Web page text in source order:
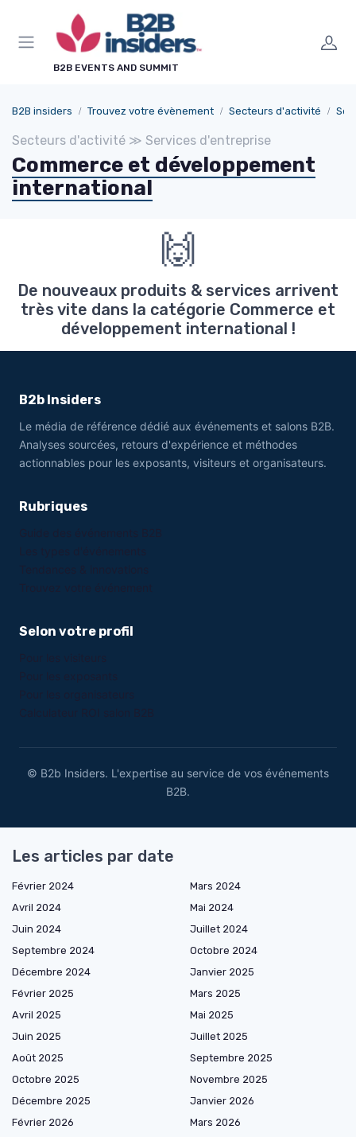
B2B EVENTS AND SUMMIT
B2B insiders Trouvez votre évènement Secteurs d'activité
Secteurs d'activité ≫ Services d'entreprise
Commerce et développement
international
🙌
De nouveaux produits & services arrivent
très vite dans la catégorie Commerce et
développement international !
B2b Insiders
Le média de référence dédié aux événements et salons B2B.
Analyses sourcées, retours d'expérience et méthodes
actionnables pour les exposants, visiteurs et organisateurs.
Rubriques
Selon votre profil
© B2b Insiders. L'expertise au service de vos événements
B2B.
Les articles par date
Février 2024
Mars 2024
Avril 2024
Mai 2024
Juin 2024
Juillet 2024
Septembre 2024
Octobre 2024
Décembre 2024
Janvier 2025
Février 2025
Mars 2025
Avril 2025
Mai 2025
Juin 2025
Juillet 2025
Août 2025
Septembre 2025
Octobre 2025
Novembre 2025
Décembre 2025
Janvier 2026
Février 2026
Mars 2026
Panneau de gestion des cookies